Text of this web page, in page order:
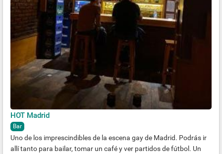
HOT Madrid
Bar
Uno de los imprescindibles de la escena gay de Madrid. Podrás ir
allí tanto para bailar, tomar un café y ver partidos de fútbol. Un